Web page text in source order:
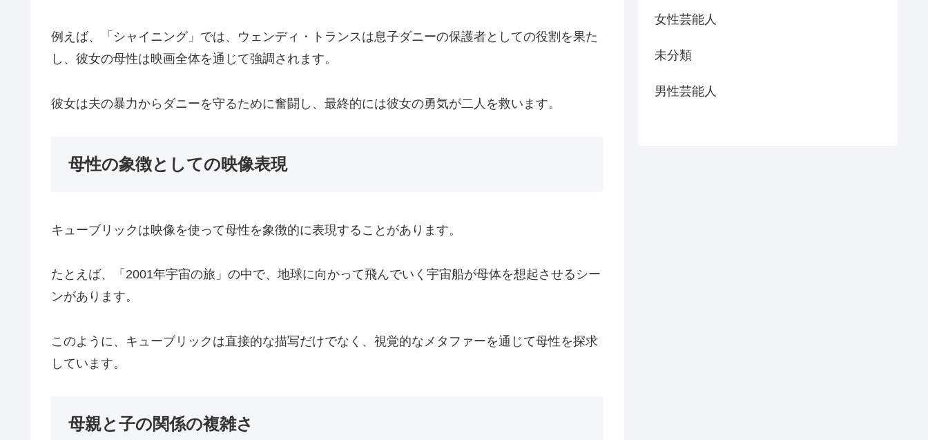
例えば、「シャイニング」では、ウェンディ・トランスは息子ダニーの保護者としての役割を果た
し、彼女の母性は映画全体を通じて強調されます。
彼女は夫の暴力からダニーを守るために奮闘し、最終的には彼女の勇気が二人を救います。
母性の象徴としての映像表現
キューブリックは映像を使って母性を象徴的に表現することがあります。
たとえば、「2001年宇宙の旅」の中で、地球に向かって飛んでいく宇宙船が母体を想起させるシー
ンがあります。
このように、キューブリックは直接的な描写だけでなく、視覚的なメタファーを通じて母性を探求
しています。
母親と子の関係の複雑さ
女性芸能人
未分類
男性芸能人